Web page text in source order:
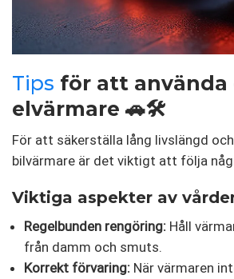
Tips för att använda
elvärmare 🚗🛠️
För att säkerställa lång livslängd och
bilvärmare är det viktigt att följa
Viktiga aspekter av
Regelbunden rengöring: Håll
från damm och smuts.
Korrekt förvaring: När värmaren